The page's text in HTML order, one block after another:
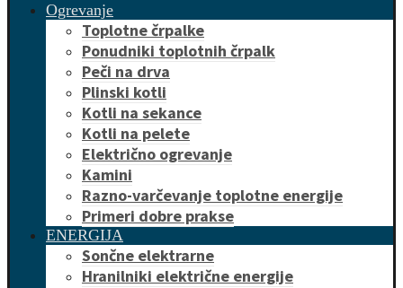
Ogrevanje
Toplotne črpalke
Ponudniki toplotnih črpalk
Peči na drva
Plinski kotli
Kotli na sekance
Kotli na pelete
Električno ogrevanje
Kamini
Razno-varčevanje toplotne energije
Primeri dobre prakse
ENERGIJA
Sončne elektrarne
Hranilniki električne energije